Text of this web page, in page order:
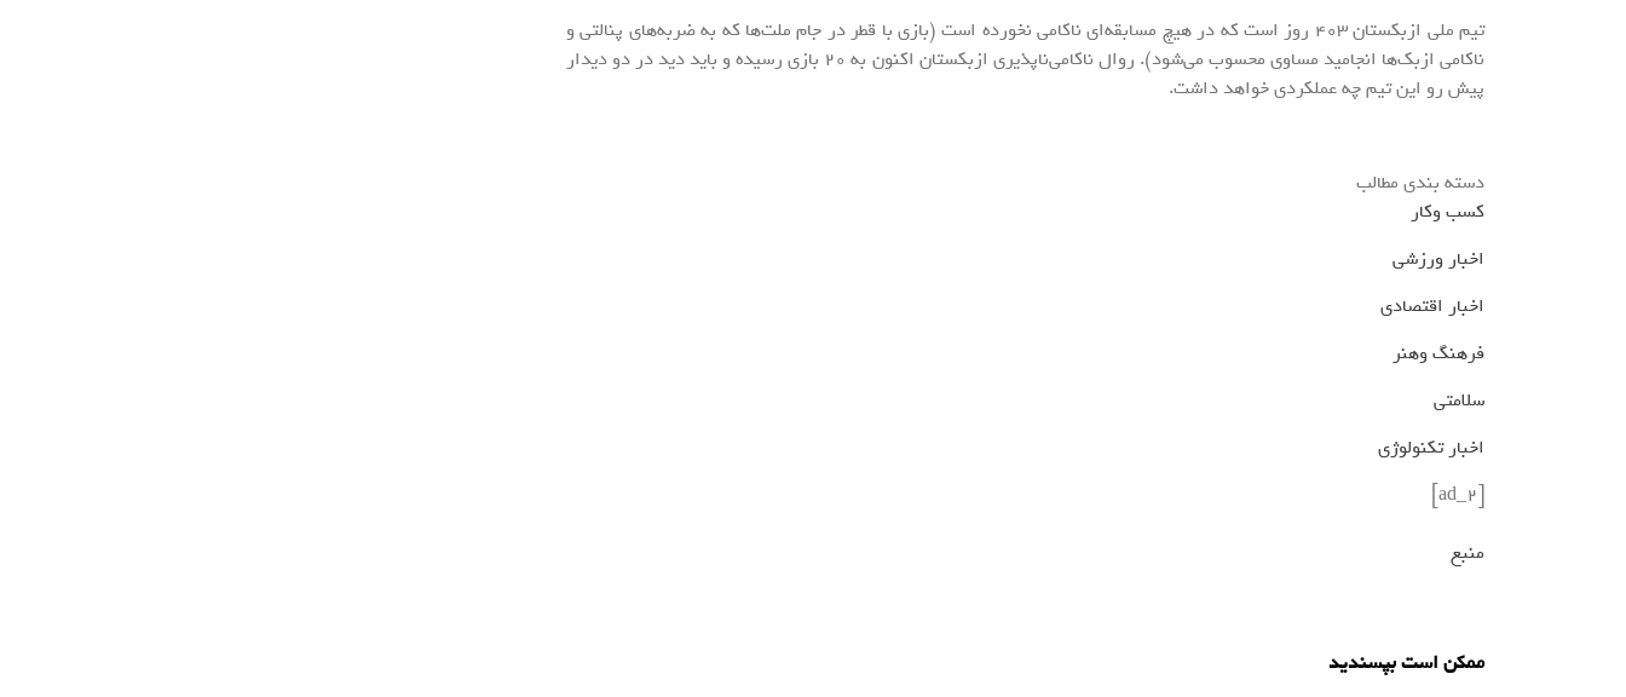
تیم ملی ازبکستان ۴۰۳ روز است که در هیچ مسابقه‌ای ناکامی نخورده است (بازی با قطر در جام ملت‌ها که به ضربه‌های پنالتی و
ناکامی ازبک‌ها انجامید مساوی محسوب می‌شود). روال ناکامی‌ناپذیری ازبکستان اکنون به ۲۰ بازی رسیده و باید دید در دو دیدار
پیش رو این تیم چه عملکردی خواهد داشت.
دسته بندی مطالب
کسب وکار
اخبار ورزشی
اخبار اقتصادی
فرهنگ وهنر
سلامتی
اخبار تکنولوژی
[ad_2]
منبع
ممکن است بپسندید